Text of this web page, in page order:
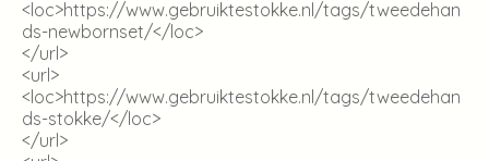
<loc>https://www.gebruiktestokke.nl/tags/tweedehan
ds-newbornset/</loc>
</url>
<url>
<loc>https://www.gebruiktestokke.nl/tags/tweedehan
ds-stokke/</loc>
</url>